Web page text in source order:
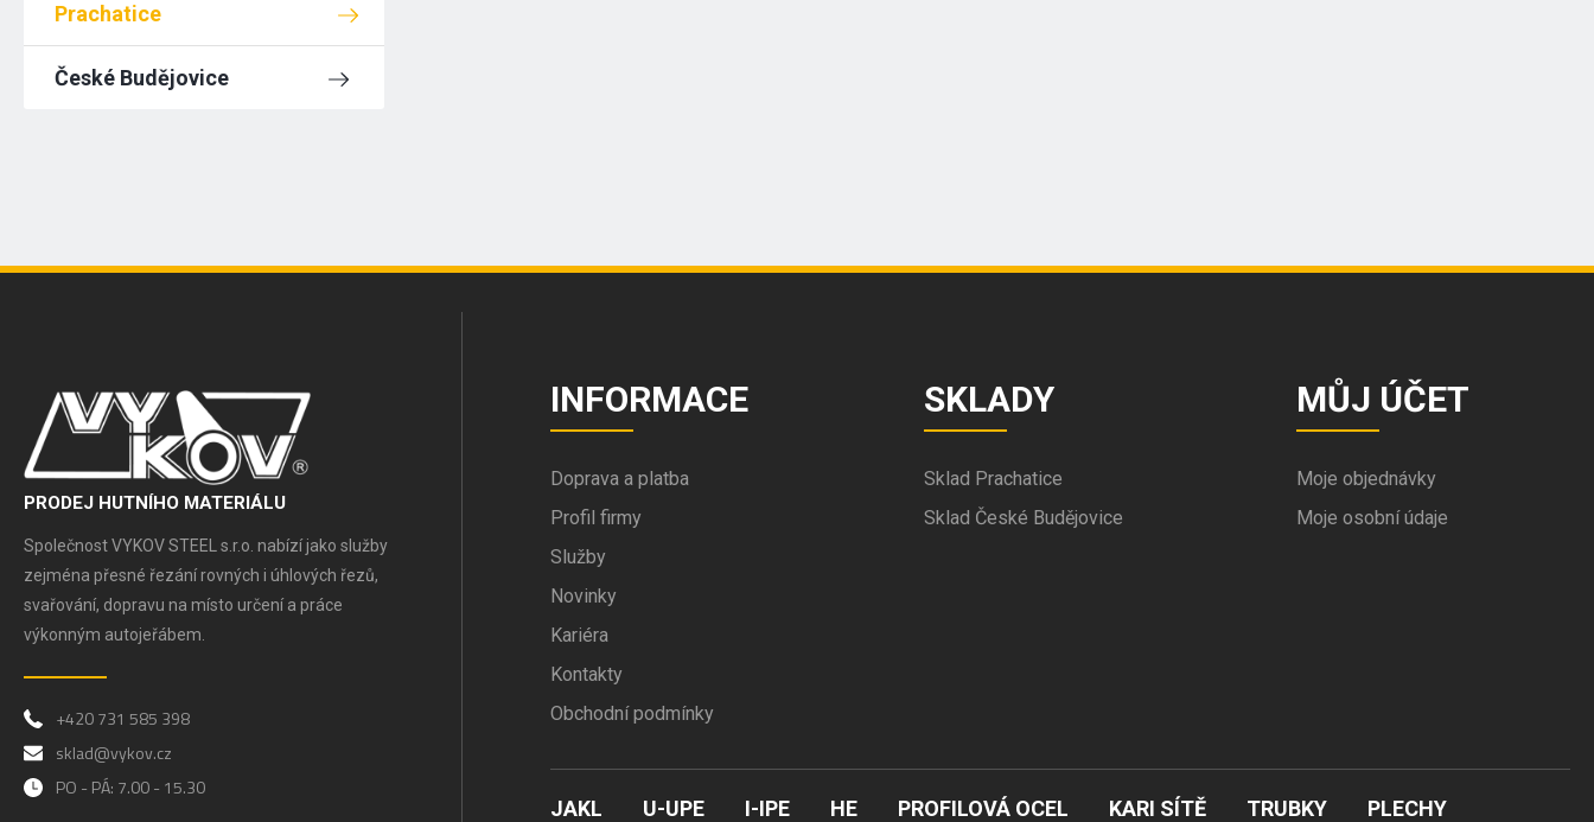
Prachatice
České Budějovice
PRODEJ HUTNÍHO MATERIÁLU
Společnost VYKOV STEEL s.r.o. nabízí jako služby
zejména přesné řezání rovných i úhlových řezů,
svařování, dopravu na místo určení a práce
výkonným autojeřábem.
+420 731 585 398
sklad@vykov.cz
PO - PÁ: 7.00 - 15.30
INFORMACE
Doprava a platba
Profil firmy
Služby
Novinky
Kariéra
Kontakty
Obchodní podmínky
SKLADY
Sklad Prachatice
Sklad České Budějovice
MŮJ ÚČET
Moje objednávky
Moje osobní údaje
JAKL U-UPE I-IPE HE PROFILOVÁ OCEL KARI SÍTĚ TRUBKY PLECHY